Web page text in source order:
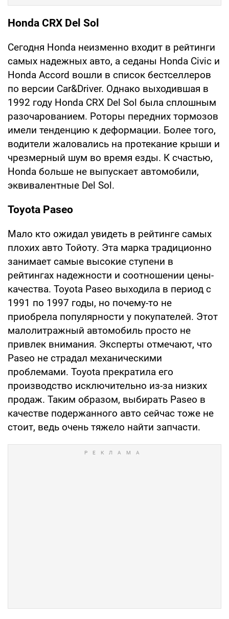
Honda CRX Del Sol
Сегодня Honda неизменно входит в рейтинги
самых надежных авто, а седаны Honda Civic и
Honda Accord вошли в список бестселлеров
по версии Car&Driver. Однако выходившая в
1992 году Honda CRX Del Sol была сплошным
разочарованием. Роторы передних тормозов
имели тенденцию к деформации. Более того,
водители жаловались на протекание крыши и
чрезмерный шум во время езды. К счастью,
Honda больше не выпускает автомобили,
эквивалентные Del Sol.
Toyota Paseo
Мало кто ожидал увидеть в рейтинге самых
плохих авто Тойоту. Эта марка традиционно
занимает самые высокие ступени в
рейтингах надежности и соотношении цены-
качества. Toyota Paseo выходила в период с
1991 по 1997 годы, но почему-то не
приобрела популярности у покупателей. Этот
малолитражный автомобиль просто не
привлек внимания. Эксперты отмечают, что
Paseo не страдал механическими
проблемами. Toyota прекратила его
производство исключительно из-за низких
продаж. Таким образом, выбирать Paseo в
качестве подержанного авто сейчас тоже не
стоит, ведь очень тяжело найти запчасти.